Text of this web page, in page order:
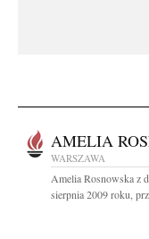
AMELIA
WARSZAWA
Amelia Rosnowska z
sierpnia 2009 roku,